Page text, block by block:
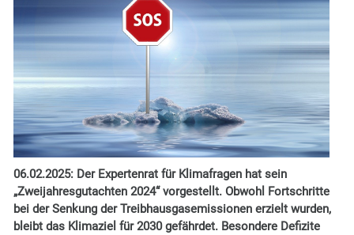
06.02.2025: Der Expertenrat für Klimafragen hat sein
„Zweijahresgutachten 2024“ vorgestellt. Obwohl Fortschritte
bei der Senkung der Treibhausgasemissionen erzielt wurden,
bleibt das Klimaziel für 2030 gefährdet. Besondere Defizite